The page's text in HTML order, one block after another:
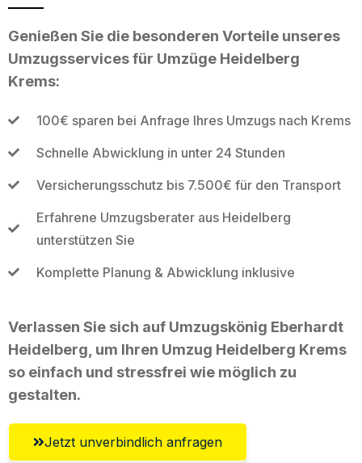
Genießen Sie die besonderen Vorteile unseres
Umzugsservices für Umzüge Heidelberg
Krems:
100€ sparen bei Anfrage Ihres Umzugs nach Krems
Schnelle Abwicklung in unter 24 Stunden
Versicherungsschutz bis 7.500€ für den Transport
Erfahrene Umzugsberater aus Heidelberg
unterstützen Sie
Komplette Planung & Abwicklung inklusive
Verlassen Sie sich auf Umzugskönig Eberhardt
Heidelberg, um Ihren Umzug Heidelberg Krems
so einfach und stressfrei wie möglich zu
gestalten.
Jetzt unverbindlich anfragen